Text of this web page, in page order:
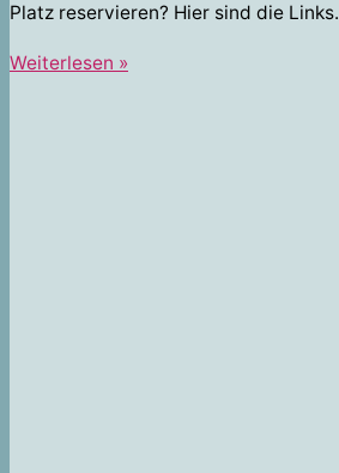
Platz reservieren? Hier sind die Links.
Kino
Weiterlesen »